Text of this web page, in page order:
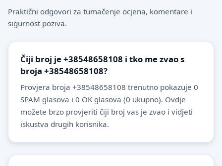
Praktični odgovori za tumačenje ocjena, komentare i
sigurnost poziva.
Čiji broj je +38548658108 i tko me zvao s
broja +38548658108?
Provjera broja +38548658108 trenutno pokazuje 0
SPAM glasova i 0 OK glasova (0 ukupno). Ovdje
možete brzo provjeriti čiji broj vas je zvao i vidjeti
iskustva drugih korisnika.